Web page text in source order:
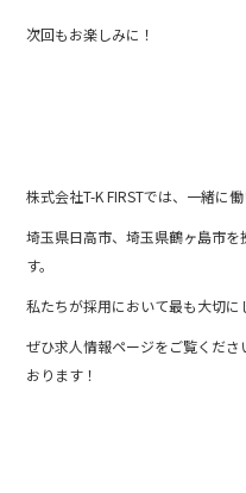
次回もお楽しみに！
株式会社T-K FIRSTでは、一緒に
埼玉県日高市、埼玉県鶴ヶ島市
す。
私たちが採用において最も大切に
ぜひ求人情報ページをご覧くだ
おります！